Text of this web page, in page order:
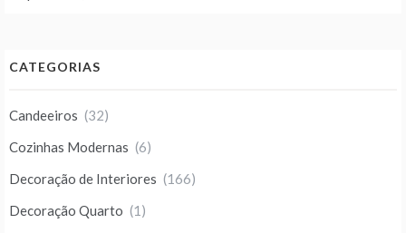
CATEGORIAS
Candeeiros (32)
Cozinhas Modernas (6)
Decoração de Interiores (166)
Decoração Quarto (1)